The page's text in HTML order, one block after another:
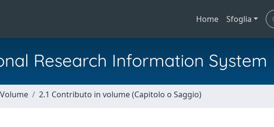
Home Sfoglia
Research Information System
2.1 Contributo in volume (Capitolo o Saggio)